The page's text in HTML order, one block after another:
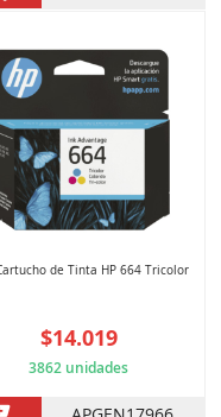
de Tinta HP 664 Tricolor
$14.019
3862 unidades